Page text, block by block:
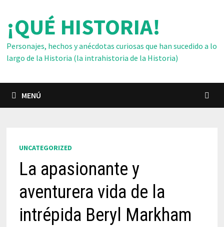
contenido
¡QUÉ HISTORIA!
Personajes, hechos y anécdotas curiosas que han sucedido a lo
largo de la Historia (la intrahistoria de la Historia)
MENÚ
UNCATEGORIZED
La apasionante y
aventurera vida de la
intrépida Beryl Markham